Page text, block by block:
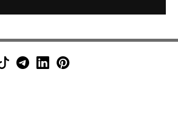
en Facebook
en Instagram
en X (Twitter)
Minuto30 en TikTok
Canal de Minuto30 en
Minuto30 en LinkedIn
Minuto30 en